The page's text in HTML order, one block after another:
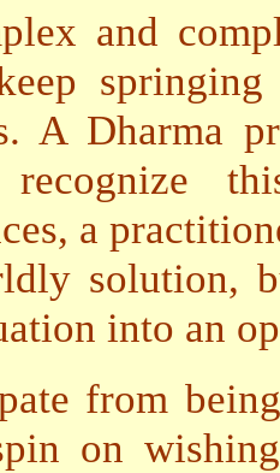
and
A Dharma
a
solution,
into an
from
on